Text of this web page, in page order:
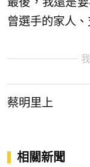
曾選手的家人
蔡明里上
相關新聞